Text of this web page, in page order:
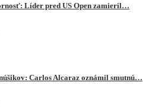
Líder pred US Open zamieril…
Carlos Alcaraz oznámil smutnú…